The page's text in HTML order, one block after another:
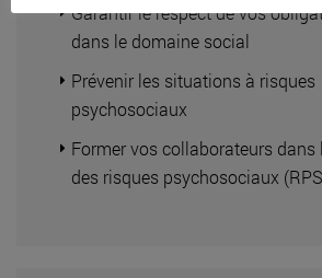
Garantir le respect de vos
dans le domaine social
Prévenir les situations à risques
psychosociaux
Former vos collaborateurs dans
des risques psychosociaux